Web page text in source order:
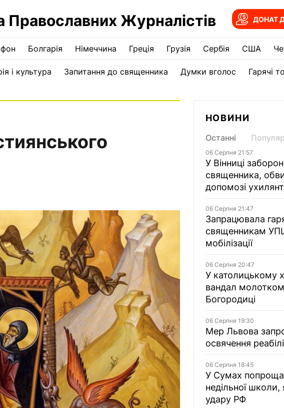
Православних Журналістів ДОНАТ
Болгарія Німеччина Греція Грузія Сербія США
і культура Запитання до священника Думки вголос Гарячі
НОВИНИ
Останні
06 Серпня 21:57
У Вінниці
священника,
допомозі
06 Серпня 21:47
Запрацювала
священникам
мобілізації
06 Серпня 20:47
У католицькому
вандал
Богородиці
06 Серпня 19:30
Мер Львова
освячення
06 Серпня 18:45
У Сумах
недільної школи,
удару РФ